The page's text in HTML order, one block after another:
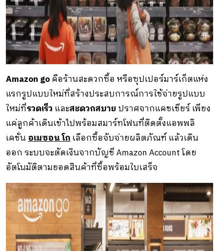
Amazon goคือร้านสะดวกซื้อ หรือซุปเปอร์มาร์เก็ตแห่ง
แรกรูปแบบใหม่ที่สร้างประสบการณ์การใช้จ่ายรูปแบบ
ใหม่ที่รวดเร็ว และสะดวกสบายปราศจากแคชเชียร์ เพียง
แค่ลูกค้าเดินเข้าไปพร้อมสมาร์ทโฟนที่ติดตั้งแอพพลิ
เคชั่นอเมซอน โกเลือกซื้อจับจ่ายผลิตภัณฑ์ แล้วเดิน
ออก ระบบจะตัดเงินจากบัญชี Amazon Account โดย
อัตโนมัติตามยอดสินค้าที่ซื้อพร้อมใบเสร็จ